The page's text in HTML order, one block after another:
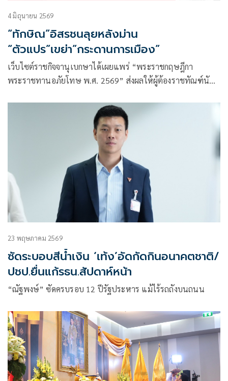
4 มิถุนายน 2569
“ทักษิณ”อิสรชนลุยหลังม่าน
“ตัวแปร”เขย่า”กระดานการเมือง”
เว็บไซต์ราชกิจจานุเบกษาได้เผยแพร่ “พระราชกฤษฎีกา
พระราชทานอภัยโทษ พ.ศ. 2569” ส่งผลให้ผู้ต้องราชทัณฑ์นับ
ปลดพันธนาการขั้นสุดท้ายของบุรุษผู้ทรงอิทธิพลที่สุดคนหนึ่ง
ของการเมืองไทย นั่นคือ ทักษิณ ชินวัตร
23 พฤษภาคม 2569
ซัดระบอบสีนํ้าเงิน ‘เท้ง’อัดกัดกินอนาคตชาติ/
ปชป.ยื่นแก้รธน.สัปดาห์หน้า
“ณัฐพงษ์” ซัดครบรอบ 12 ปีรัฐประหาร แม้ไร้รถถังบนถนน